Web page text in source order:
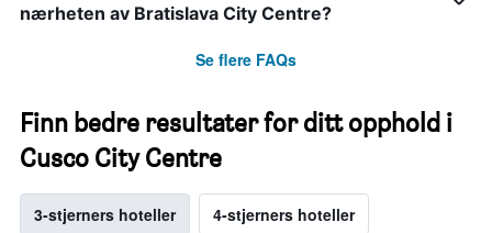
nærheten av Bratislava City Centre?
Se flere FAQs
Finn bedre resultater for ditt opphold i
Cusco City Centre
3-stjerners hoteller 4-stjerners hoteller